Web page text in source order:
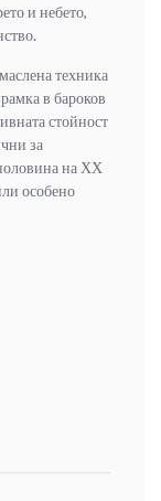
и небето,
техника
в бароков
стойност
за
на ХХ
особено